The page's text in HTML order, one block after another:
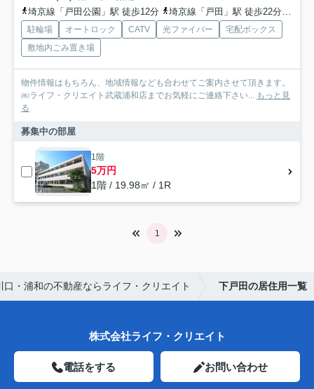
埼京線「戸田公園」駅 徒歩12分
埼京線「戸田」駅 徒歩22分
駐輪場 オートロック CATV 光ファイバー
宅配ボックス
敷地内ごみ置き場
物件情報はもちろん、地域情報なども合わせてご案内させて頂きます。
㈱ライフ・クリエイト武蔵浦和店までお気軽にご連絡下さい... もっと見
る
募集中の部屋
1階
5万円
1階 / 19.98㎡ / 1R
1
口・浦和の不動産ならライフ・クリエイト 下戸田の居住用一覧
株式会社ライフ・クリエイト
電話をする お問い合わせ